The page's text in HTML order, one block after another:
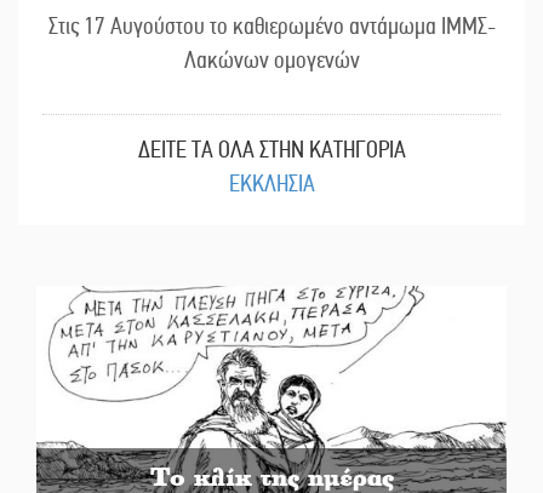
Στις 17 Αυγούστου το καθιερωμένο αντάμωμα ΙΜΜΣ-
Λακώνων ομογενών
ΔΕΙΤΕ ΤΑ ΟΛΑ ΣΤΗΝ ΚΑΤΗΓΟΡΙΑ
ΕΚΚΛΗΣΙΑ
Το κλίκ της ημέρας